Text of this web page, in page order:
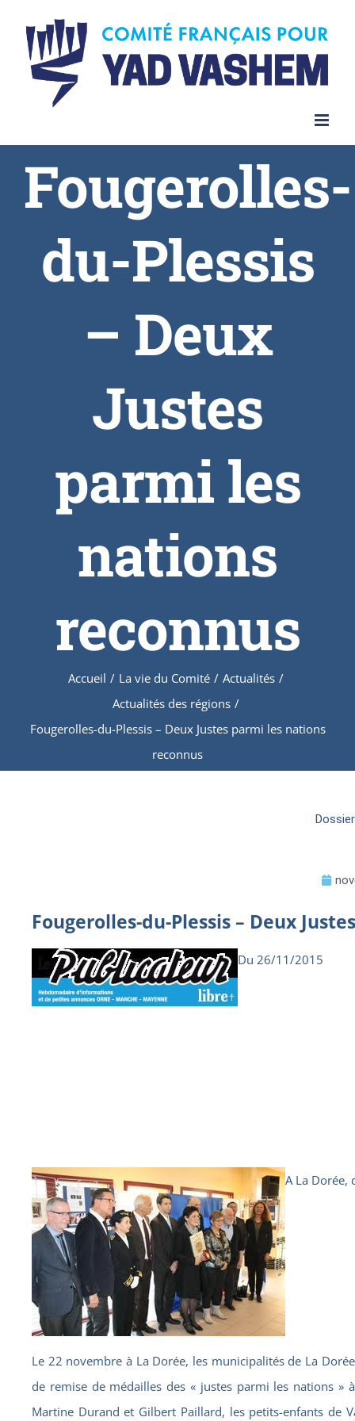
Fougerolles-
du-Plessis
– Deux
Justes
parmi les
nations
reconnus
Accueil / La vie du Comité / Actualités /
Actualités des régions /
Fougerolles-du-Plessis – Deux Justes parmi les nations
reconnus
Fougerolles-du-Plessis – Deux
Du 26/11/2015
A La Dorée,
Le 22 novembre à La Dorée, les municipalités de La
de remise de médailles des « justes parmi les nations »
Martine Durand et Gilbert Paillard, les petits-enfants de